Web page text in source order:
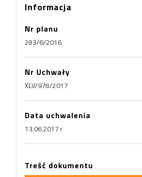
Informacja
Nr planu
283/6/2016
Nr Uchwały
XLV/978/2017
Data uchwalenia
13.06.2017 r.
Treść dokumentu